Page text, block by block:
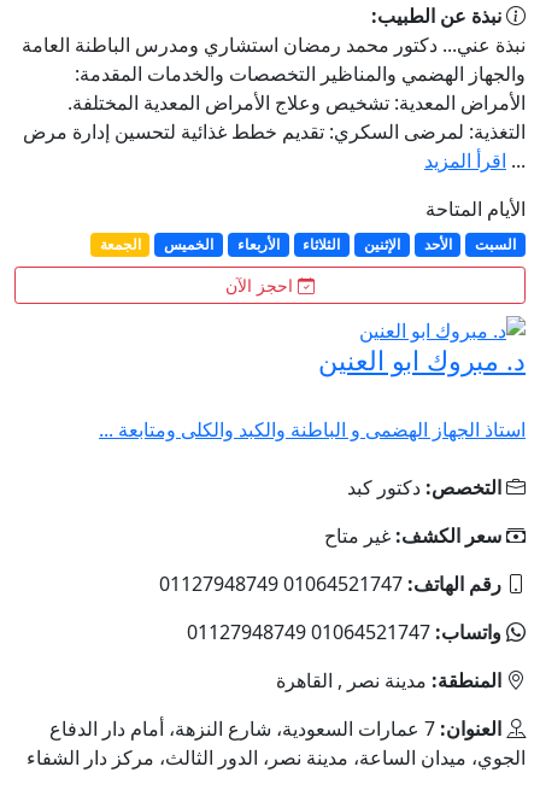
نبذة عن الطبيب:
نبذة عني... دكتور محمد رمضان استشاري ومدرس الباطنة العامة
والجهاز الهضمي والمناظير التخصصات والخدمات المقدمة:
الأمراض المعدية: تشخيص وعلاج الأمراض المعدية المختلفة.
التغذية: لمرضى السكري: تقديم خطط غذائية لتحسين إدارة مرض
... اقرأ المزيد
الأيام المتاحة
السبت الأحد الإثنين الثلاثاء الأربعاء الخميس الجمعة
احجز الآن
د. مبروك ابو العنين
استاذ الجهاز الهضمى و الباطنة والكبد والكلى ومتابعة ...
التخصص: دكتور كبد
سعر الكشف: غير متاح
رقم الهاتف: 01064521747 01127948749
واتساب: 01064521747 01127948749
المنطقة: مدينة نصر , القاهرة
العنوان:
7 عمارات السعودية، شارع النزهة، أمام دار الدفاع
الجوي، ميدان الساعة، مدينة نصر، الدور الثالث، مركز دار الشفاء